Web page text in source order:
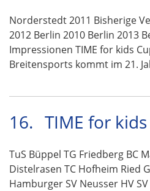
Norderstedt 2011 Bisherige
2012 Berlin 2010 Berlin 2013
Impressionen TIME for kids
Breitensports kommt im 21.
16. TIME for
TuS Büppel TG Friedberg BC
Distelrasen TC Hofheim Ried
Hamburger SV Neusser HV